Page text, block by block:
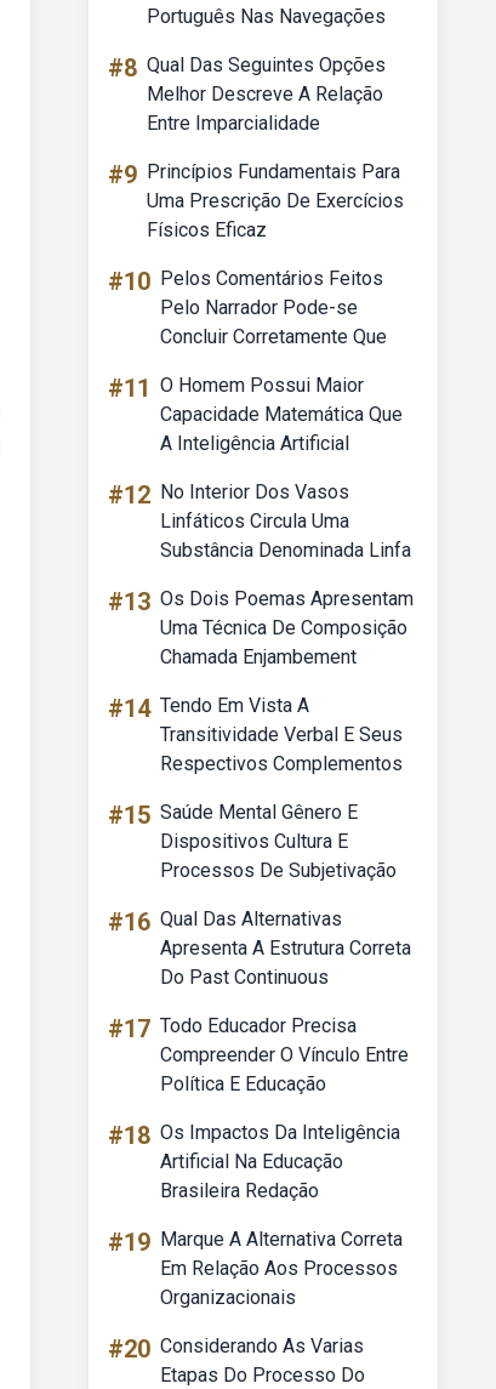
Português Nas Navegações
#8 Qual Das Seguintes Opções
Melhor Descreve A Relação
Entre Imparcialidade
#9 Princípios Fundamentais Para
Uma Prescrição De Exercícios
Físicos Eficaz
#10 Pelos Comentários Feitos
Pelo Narrador Pode-se
Concluir Corretamente Que
#11 O Homem Possui Maior
Capacidade Matemática Que
A Inteligência Artificial
#12 No Interior Dos Vasos
Linfáticos Circula Uma
Substância Denominada Linfa
#13 Os Dois Poemas Apresentam
Uma Técnica De Composição
Chamada Enjambement
#14 Tendo Em Vista A
Transitividade Verbal E Seus
Respectivos Complementos
#15 Saúde Mental Gênero E
Dispositivos Cultura E
Processos De Subjetivação
#16 Qual Das Alternativas
Apresenta A Estrutura Correta
Do Past Continuous
#17 Todo Educador Precisa
Compreender O Vínculo Entre
Política E Educação
#18 Os Impactos Da Inteligência
Artificial Na Educação
Brasileira Redação
#19 Marque A Alternativa Correta
Em Relação Aos Processos
Organizacionais
#20 Considerando As Varias
Etapas Do Processo Do